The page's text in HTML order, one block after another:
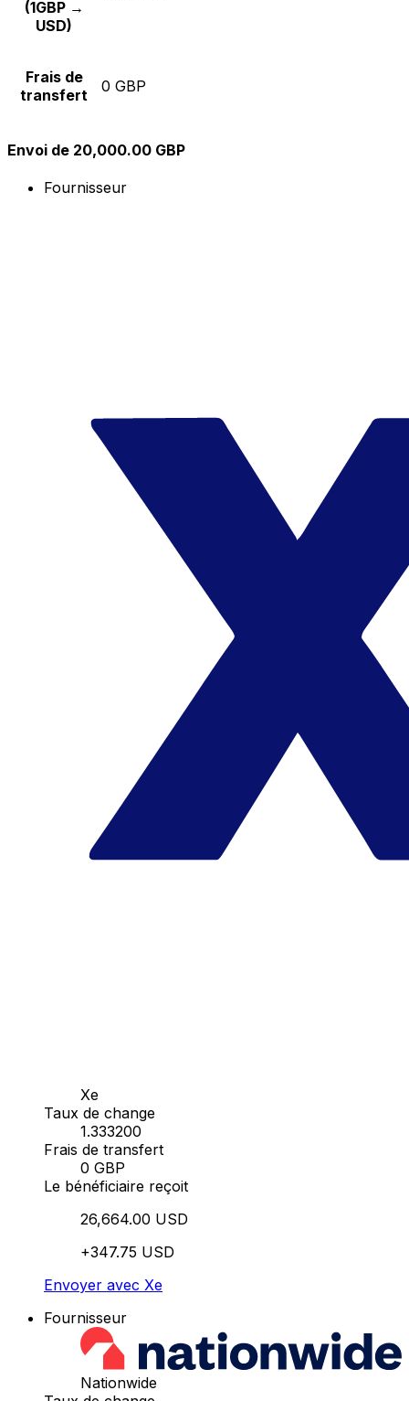
(1GBP →
USD)
Frais de
transfert
0 GBP
Envoi de 20,000.00 GBP
Fournisseur
Xe
Taux de change
1.333200
Frais de transfert
0 GBP
Le bénéficiaire reçoit
26,664.00 USD
+347.75 USD
Envoyer avec Xe
Fournisseur
Nationwide